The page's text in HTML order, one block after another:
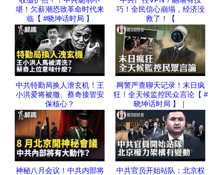
堪！欠薪潮恐致革命时代来
临【 #晓坤话时局 】
巧！全民信心崩塌，经济没
救了！【
中共特勤局换人泄玄机！王
小洪爱将被撤、蔡奇接管安
保核心？
网警严查聊天记录！末日疯
狂！全天候监控民众言论【 #
晓坤话时局 】｜
神秘八月会议！中共内部将
中共官员开始站队；北京权